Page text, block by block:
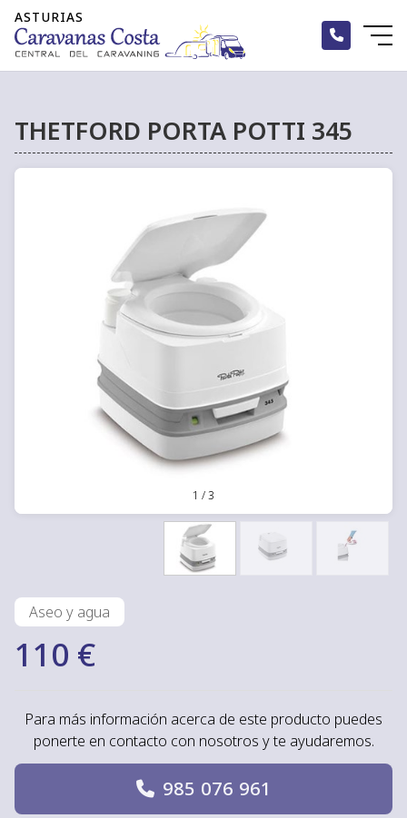
THETFORD PORTA POTTI 345
1 /3
Aseo y agua
110 €
Para más información acerca de este producto puedes
ponerte en contacto con nosotros y te ayudaremos.
985 076 961